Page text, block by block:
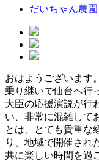
だいちゃん農園
おはようございます
乗り継いで仙台へ行
大臣の応援演説が行
い、非常に混雑して
とは、とても貴重な
り、地域で開催され
共に楽しい時間を過